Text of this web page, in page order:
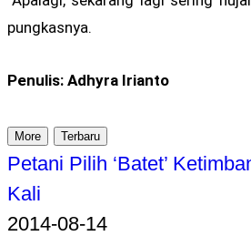
pungkasnya.
Penulis: Adhyra Irianto
More Terbaru
Petani Pilih ‘Batet’
Kali
2014-08-14